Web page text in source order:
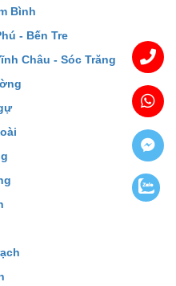
Bình
- Bến Tre
Châu - Sóc Trăng